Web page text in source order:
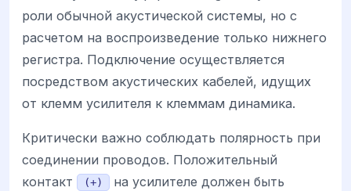
роли обычной акустической системы, но с
расчетом на воспроизведение только нижнего
регистра. Подключение осуществляется
посредством акустических кабелей, идущих
от клемм усилителя к клеммам динамика.
Критически важно соблюдать полярность при
соединении проводов. Положительный
контакт
(+)
на усилителе должен быть